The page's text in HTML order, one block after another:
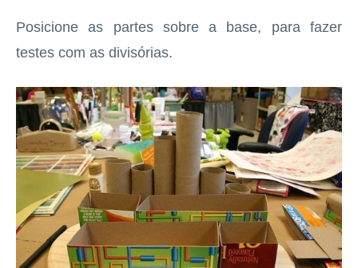
Posicione as partes sobre a base, para fazer
testes com as divisórias.